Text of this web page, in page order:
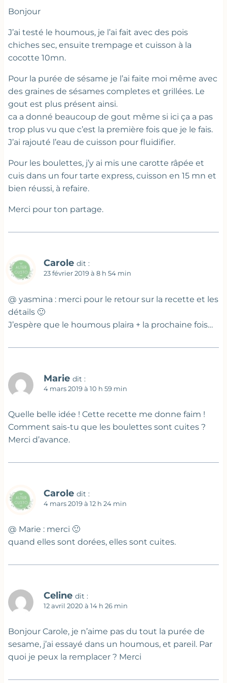
Bonjour
J’ai testé le houmous, je l’ai fait avec des pois
chiches sec, ensuite trempage et cuisson à la
cocotte 10mn.
Pour la purée de sésame je l’ai faite moi même avec
des graines de sésames completes et grillées. Le
gout est plus présent ainsi.
ca a donné beaucoup de gout même si ici ça a pas
trop plus vu que c’est la première fois que je le fais.
J’ai rajouté l’eau de cuisson pour fluidifier.
Pour les boulettes, j’y ai mis une carotte râpée et
cuis dans un four tarte express, cuisson en 15 mn et
bien réussi, à refaire.
Merci pour ton partage.
Carole dit :
23 février 2019 à 8 h 54 min
@ yasmina : merci pour le retour sur la recette et les
détails 🙂
J’espère que le houmous plaira + la prochaine fois…
Marie dit :
4 mars 2019 à 10 h 59 min
Quelle belle idée ! Cette recette me donne faim !
Comment sais-tu que les boulettes sont cuites ?
Merci d’avance.
Carole dit :
4 mars 2019 à 12 h 24 min
@ Marie : merci 🙂
quand elles sont dorées, elles sont cuites.
Celine dit :
12 avril 2020 à 14 h 26 min
Bonjour Carole, je n’aime pas du tout la purée de
sesame, j’ai essayé dans un houmous, et pareil. Par
quoi je peux la remplacer ? Merci